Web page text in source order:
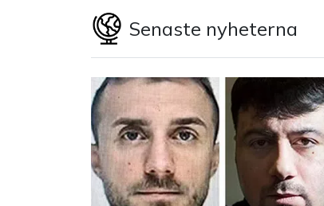
Senaste nyheterna